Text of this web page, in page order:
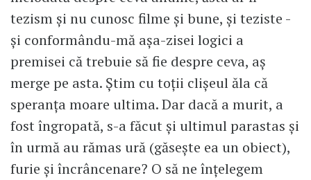
tezism și nu cunosc filme și bune, și teziste -
și conformându-mă așa-zisei logici a
premisei că trebuie să fie despre ceva, aș
merge pe asta. Știm cu toții clișeul ăla că
speranța moare ultima. Dar dacă a murit, a
fost îngropată, s-a făcut și ultimul parastas și
în urmă au rămas ură (găsește ea un obiect),
furie și încrâncenare? O să ne înțelegem